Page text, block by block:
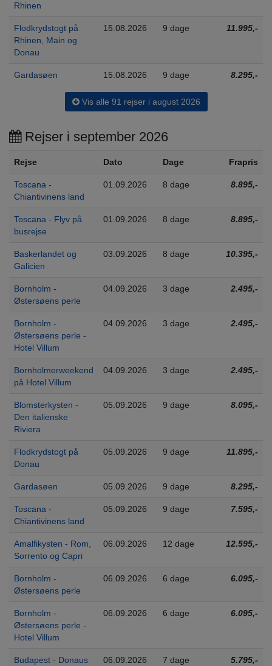
Rhinen
Flodkrydstogt på
Rhinen, Main og
Donau
15.08.2026 9 dage 11.995,-
Gardasøen 15.08.2026 9 dage 8.295,-
Vis alle 91 rejser i august 2026
Rejser i september 2026
Rejse Dato Dage Frapris
Toscana -
Chiantivinens land
01.09.2026 8 dage 8.895,-
Toscana - Flyv på
busrejse
01.09.2026 8 dage 8.895,-
Baskerlandet og
Galicien
03.09.2026 8 dage 10.395,-
Bornholm -
Østersøens perle
04.09.2026 3 dage 2.495,-
Bornholm -
Østersøens perle -
Hotel Villum
04.09.2026 3 dage 2.495,-
Bornholmerweekend
på Hotel Villum
04.09.2026 3 dage 2.495,-
Blomsterkysten -
Den italienske
Riviera
05.09.2026 9 dage 8.095,-
Flodkrydstogt på
Donau
05.09.2026 9 dage 11.895,-
Gardasøen 05.09.2026 9 dage 8.295,-
Toscana -
Chiantivinens land
05.09.2026 9 dage 7.595,-
Amalfikysten - Rom,
Sorrento og Capri
06.09.2026 12 dage 12.595,-
Bornholm -
Østersøens perle
06.09.2026 6 dage 6.095,-
Bornholm -
Østersøens perle -
Hotel Villum
06.09.2026 6 dage 6.095,-
Budapest - Donaus
06.09.2026 7 dage 5.795,-